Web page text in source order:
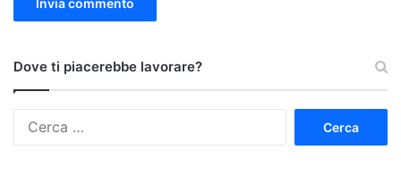
Dove ti piacerebbe lavorare?